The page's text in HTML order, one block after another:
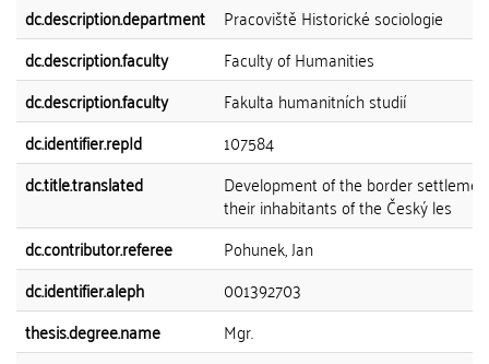
dc.description.department
Pracoviště Historické sociologie
dc.description.faculty
Faculty of Humanities
dc.description.faculty
Fakulta humanitních studií
dc.identifier.repId
107584
dc.title.translated
Development of the border
their inhabitants of the Český les
dc.contributor.referee
Pohunek, Jan
dc.identifier.aleph
001392703
thesis.degree.name
Mgr.